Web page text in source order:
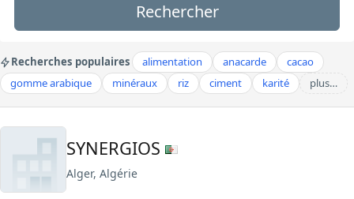
Rechercher
Recherches populaires alimentation anacarde
cacao
gomme arabique
minéraux riz ciment karité plus…
SYNERGIOS
Alger, Algérie